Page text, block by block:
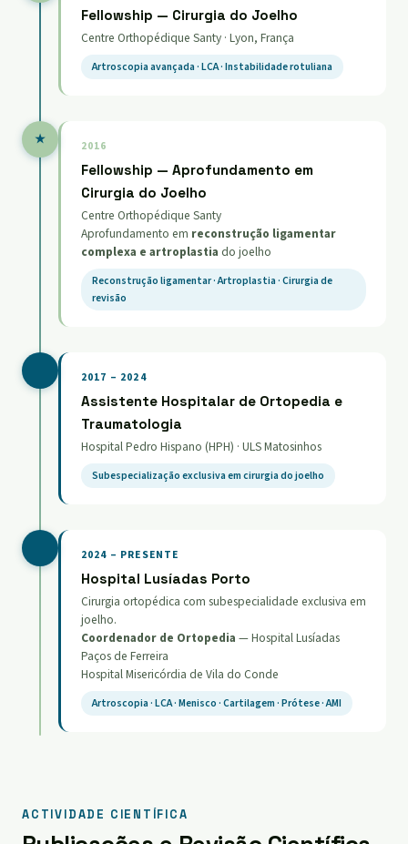
Fellowship — Cirurgia do Joelho
Centre Orthopédique Santy · Lyon, França
Artroscopia avançada · LCA · Instabilidade rotuliana
★ 2016
Fellowship — Aprofundamento em
Cirurgia do Joelho
Centre Orthopédique Santy
Aprofundamento em reconstrução ligamentar
complexa e artroplastia do joelho
Reconstrução ligamentar · Artroplastia · Cirurgia de
revisão
2017 – 2024
Assistente Hospitalar de Ortopedia e
Traumatologia
Hospital Pedro Hispano (HPH) · ULS Matosinhos
Subespecialização exclusiva em cirurgia do joelho
2024 – PRESENTE
Hospital Lusíadas Porto
Cirurgia ortopédica com subespecialidade exclusiva em
joelho.
Coordenador de Ortopedia — Hospital Lusíadas
Paços de Ferreira
Hospital Misericórdia de Vila do Conde
Artroscopia · LCA · Menisco · Cartilagem · Prótese · AMI
ACTIVIDADE CIENTÍFICA